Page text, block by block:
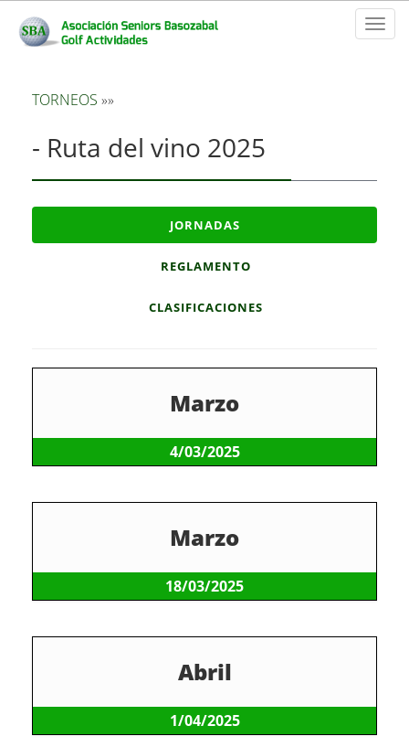
Toggle
TORNEOS »»
- Ruta del vino 2025
JORNADAS
REGLAMENTO
CLASIFICACIONES
Marzo
4/03/2025
Marzo
18/03/2025
Abril
1/04/2025